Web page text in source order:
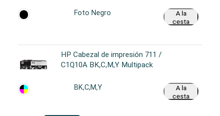
Foto Negro
A la
cesta
HP Cabezal de impresión 711 /
C1Q10A BK,C,M,Y Multipack
BK,C,M,Y
A la
cesta